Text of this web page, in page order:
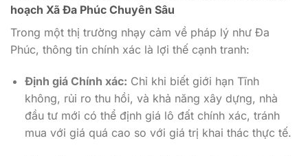
hoạch Xã Đa Phúc Chuyên Sâu
Trong một thị trường nhạy cảm về pháp lý như Đa
Phúc, thông tin chính xác là lợi thế cạnh tranh:
Định giá Chính xác: Chỉ khi biết giới hạn Tĩnh
không, rủi ro thu hồi, và khả năng xây dựng, nhà
đầu tư mới có thể định giá lô đất chính xác, tránh
mua với giá quá cao so với giá trị khai thác thực tế.